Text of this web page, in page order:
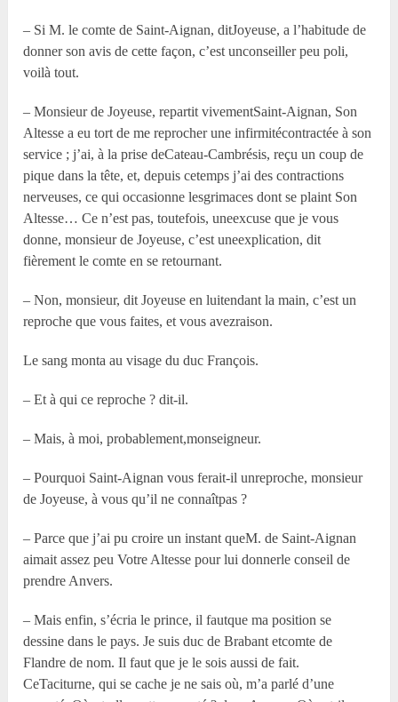
– Si M. le comte de Saint-Aignan, ditJoyeuse, a l’habitude de
donner son avis de cette façon, c’est unconseiller peu poli,
voilà tout.
– Monsieur de Joyeuse, repartit vivementSaint-Aignan, Son
Altesse a eu tort de me reprocher une infirmitécontractée à son
service ; j’ai, à la prise deCateau-Cambrésis, reçu un coup de
pique dans la tête, et, depuis cetemps j’ai des contractions
nerveuses, ce qui occasionne lesgrimaces dont se plaint Son
Altesse… Ce n’est pas, toutefois, uneexcuse que je vous
donne, monsieur de Joyeuse, c’est uneexplication, dit
fièrement le comte en se retournant.
– Non, monsieur, dit Joyeuse en luitendant la main, c’est un
reproche que vous faites, et vous avezraison.
Le sang monta au visage du duc François.
– Et à qui ce reproche ? dit-il.
– Mais, à moi, probablement,monseigneur.
– Pourquoi Saint-Aignan vous ferait-il unreproche, monsieur
de Joyeuse, à vous qu’il ne connaîtpas ?
– Parce que j’ai pu croire un instant queM. de Saint-Aignan
aimait assez peu Votre Altesse pour lui donnerle conseil de
prendre Anvers.
– Mais enfin, s’écria le prince, il fautque ma position se
dessine dans le pays. Je suis duc de Brabant etcomte de
Flandre de nom. Il faut que je le sois aussi de fait.
CeTaciturne, qui se cache je ne sais où, m’a parlé d’une